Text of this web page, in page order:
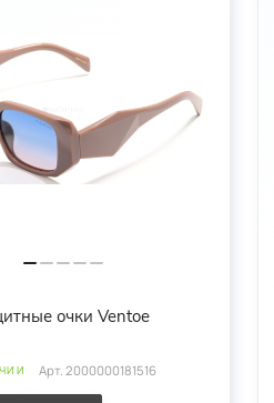
очки Ventoe
Арт.2000000181516